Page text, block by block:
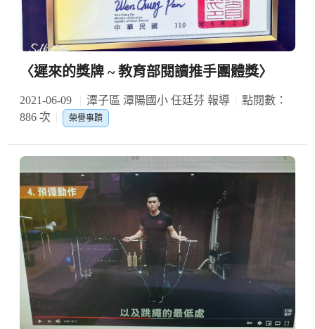
〈遲來的獎牌 ~ 教育部閱讀推手團體獎〉
2021-06-09 潭子區 潭陽國小 任廷芬 報導
點閱數：
886 次
榮譽事蹟